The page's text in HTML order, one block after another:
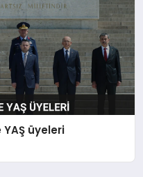
üyeleri